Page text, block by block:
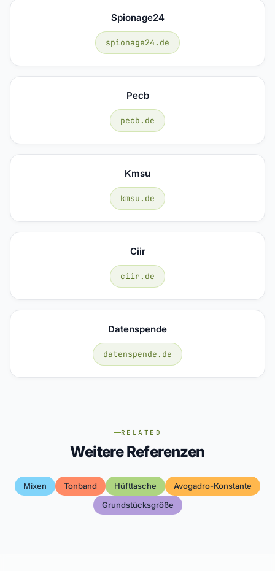
Spionage24
spionage24.de
Pecb
pecb.de
Kmsu
kmsu.de
Ciir
ciir.de
Datenspende
datenspende.de
RELATED
Weitere Referenzen
Mixen Tonband Hüfttasche
Avogadro-Konstante
Grundstücksgröße